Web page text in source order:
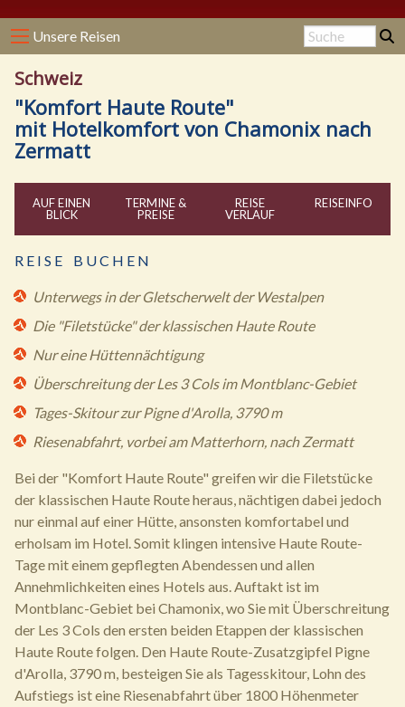
Unsere Reisen
Schweiz
"Komfort Haute Route"
mit Hotelkomfort von Chamonix nach
Zermatt
AUF EINEN
BLICK
TERMINE &
PREISE
REISE
VERLAUF
REISEINFO
R E I S E B U C H E N
Unterwegs in der Gletscherwelt der Westalpen
Die "Filetstücke" der klassischen Haute Route
Nur eine Hüttennächtigung
Überschreitung der Les 3 Cols im Montblanc-Gebiet
Tages-Skitour zur Pigne d'Arolla, 3790 m
Riesenabfahrt, vorbei am Matterhorn, nach Zermatt
Bei der "Komfort Haute Route" greifen wir die Filetstücke
der klassischen Haute Route heraus, nächtigen dabei jedoch
nur einmal auf einer Hütte, ansonsten komfortabel und
erholsam im Hotel. Somit klingen intensive Haute Route-
Tage mit einem gepflegten Abendessen und allen
Annehmlichkeiten eines Hotels aus. Auftakt ist im
Montblanc-Gebiet bei Chamonix, wo Sie mit Überschreitung
der Les 3 Cols den ersten beiden Etappen der klassischen
Haute Route folgen. Den Haute Route-Zusatzgipfel Pigne
d'Arolla, 3790 m, besteigen Sie als Tagesskitour, Lohn des
Aufstiegs ist eine Riesenabfahrt über 1800 Höhenmeter